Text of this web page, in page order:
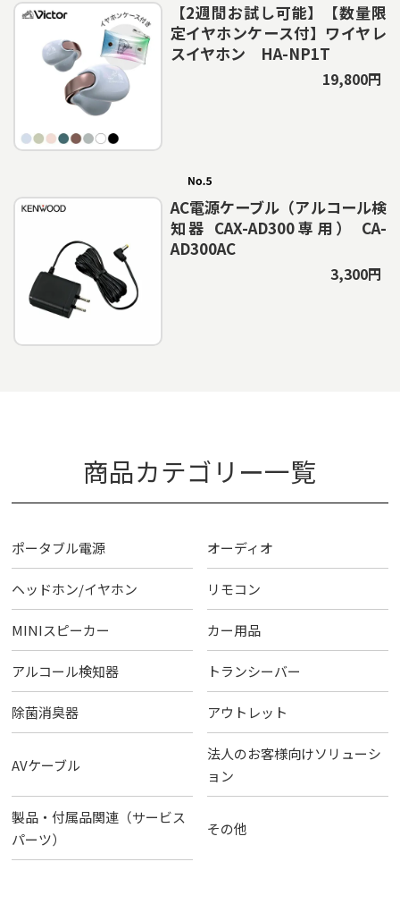
【2週間お試し可能】【数量限
定イヤホンケース付】ワイヤレ
スイヤホン HA-NP1T
19,800円
AC電源ケーブル（アルコール検
知器 CAX-AD300専用） CA-
AD300AC
3,300円
商品カテゴリー一覧
ポータブル電源 オーディオ
ヘッドホン/イヤホン リモコン
MINIスピーカー カー用品
アルコール検知器 トランシーバー
除菌消臭器 アウトレット
AVケーブル
法人のお客様向けソリューシ
ョン
製品・付属品関連（サービス
パーツ）
その他